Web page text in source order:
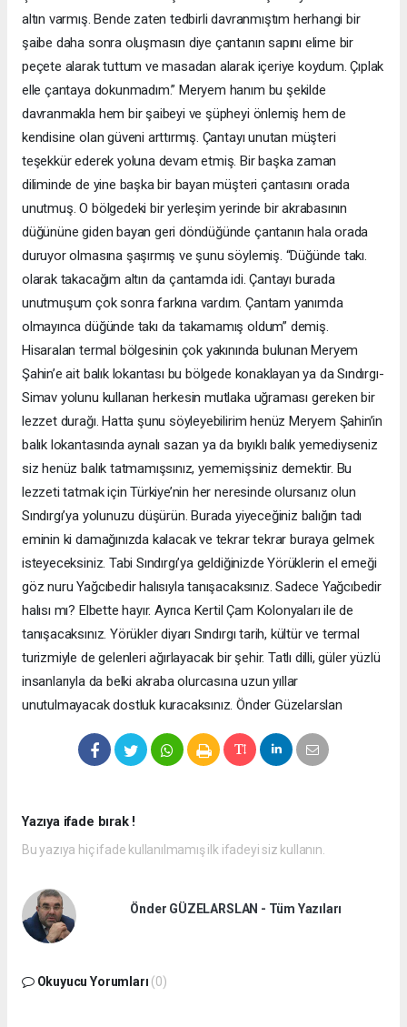
altın varmış. Bende zaten tedbirli davranmıştım herhangi bir
şaibe daha sonra oluşmasın diye çantanın sapını elime bir
peçete alarak tuttum ve masadan alarak içeriye koydum. Çıplak
elle çantaya dokunmadım.” Meryem hanım bu şekilde
davranmakla hem bir şaibeyi ve şüpheyi önlemiş hem de
kendisine olan güveni arttırmış. Çantayı unutan müşteri
teşekkür ederek yoluna devam etmiş. Bir başka zaman
diliminde de yine başka bir bayan müşteri çantasını orada
unutmuş. O bölgedeki bir yerleşim yerinde bir akrabasının
düğününe giden bayan geri döndüğünde çantanın hala orada
duruyor olmasına şaşırmış ve şunu söylemiş. “Düğünde takı.
olarak takacağım altın da çantamda idi. Çantayı burada
unutmuşum çok sonra farkına vardım. Çantam yanımda
olmayınca düğünde takı da takamamış oldum” demiş.
Hisaralan termal bölgesinin çok yakınında bulunan Meryem
Şahin’e ait balık lokantası bu bölgede konaklayan ya da Sındırgı-
Simav yolunu kullanan herkesin mutlaka uğraması gereken bir
lezzet durağı. Hatta şunu söyleyebilirim henüz Meryem Şahin’in
balık lokantasında aynalı sazan ya da bıyıklı balık yemediyseniz
siz henüz balık tatmamışsınız, yememişsiniz demektir. Bu
lezzeti tatmak için Türkiye’nin her neresinde olursanız olun
Sındırgı’ya yolunuzu düşürün. Burada yiyeceğiniz balığın tadı
eminin ki damağınızda kalacak ve tekrar tekrar buraya gelmek
isteyeceksiniz. Tabi Sındırgı’ya geldiğinizde Yörüklerin el emeği
göz nuru Yağcıbedir halısıyla tanışacaksınız. Sadece Yağcıbedir
halısı mı? Elbette hayır. Ayrıca Kertil Çam Kolonyaları ile de
tanışacaksınız. Yörükler diyarı Sındırgı tarih, kültür ve termal
turizmiyle de gelenleri ağırlayacak bir şehir. Tatlı dilli, güler yüzlü
insanlarıyla da belki akraba olurcasına uzun yıllar
unutulmayacak dostluk kuracaksınız. Önder Güzelarslan
Yazıya ifade bırak !
Bu yazıya hiç ifade kullanılmamış ilk ifadeyi siz kullanın.
Önder GÜZELARSLAN - Tüm Yazıları
Okuyucu Yorumları (0)